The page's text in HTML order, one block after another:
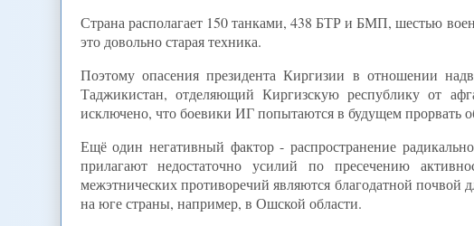
Страна располагает 150 танками, 438 БТР и БМП, шестью
это довольно старая техника.
Поэтому опасения президента Киргизии в отношении
Таджикистан, отделяющий Киргизскую республику от
исключено, что боевики ИГ попытаются в будущем прорвать
Ещё один негативный фактор - распространение
прилагают недостаточно усилий по пресечению
межэтнических противоречий являются благодатной почвой
на юге страны, например, в Ошской области.